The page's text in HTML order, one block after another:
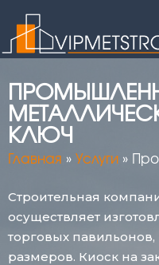
КЛЮЧ
Главная » Услуги »
Строительная
осуществляет
торговых
размеров. Киоск на